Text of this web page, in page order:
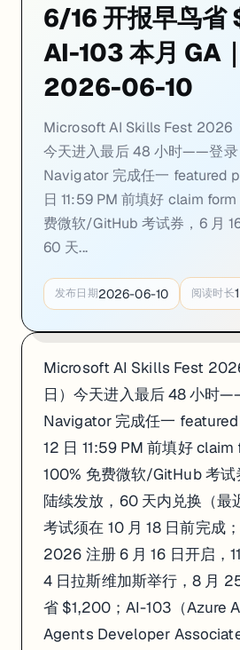
6/16 开报早鸟省
AI-103 本月 GA
2026-06-10
Microsoft AI Skills Fest 2026
今天进入最后 48 小时——登录
Navigator 完成任一 featured
日 11:59 PM 前填好 claim
费微软/GitHub 考试券，6 月
60 天...
发布日期2026-06-10 阅读时长1
Microsoft AI Skills Fest
日）今天进入最后 48 小时
Navigator 完成任一
12 日 11:59 PM 前填好
100% 免费微软/GitHub 考试
陆续发放，60 天内兑换（最
考试须在 10 月 18 日前完成
2026 注册 6 月 16 日开启，
4 日拉斯维加斯举行，8 月
省 $1,200；AI-103（Azure
Agents Developer